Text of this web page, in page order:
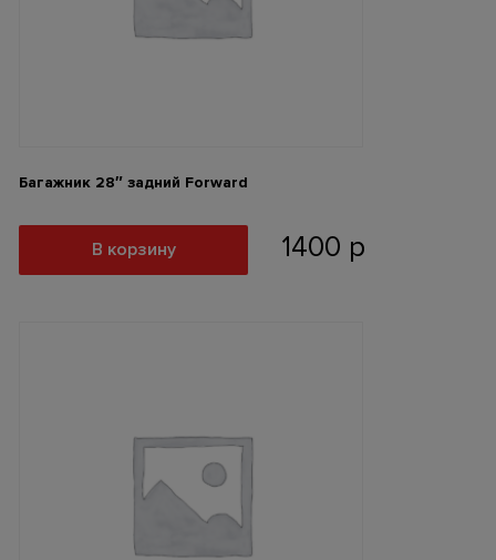
Багажник 28″ задний Forward
1400 р
В корзину